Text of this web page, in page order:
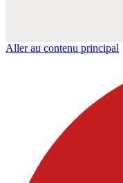
Aller au contenu principal